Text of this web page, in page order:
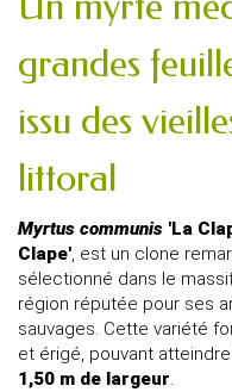
grandes
issu des
littoral
Myrtus communis 'La
Clape', est un clone
sélectionné dans le
région réputée pour ses
sauvages. Cette variété
et érigé, pouvant atteindre
1,50 m de largeur.